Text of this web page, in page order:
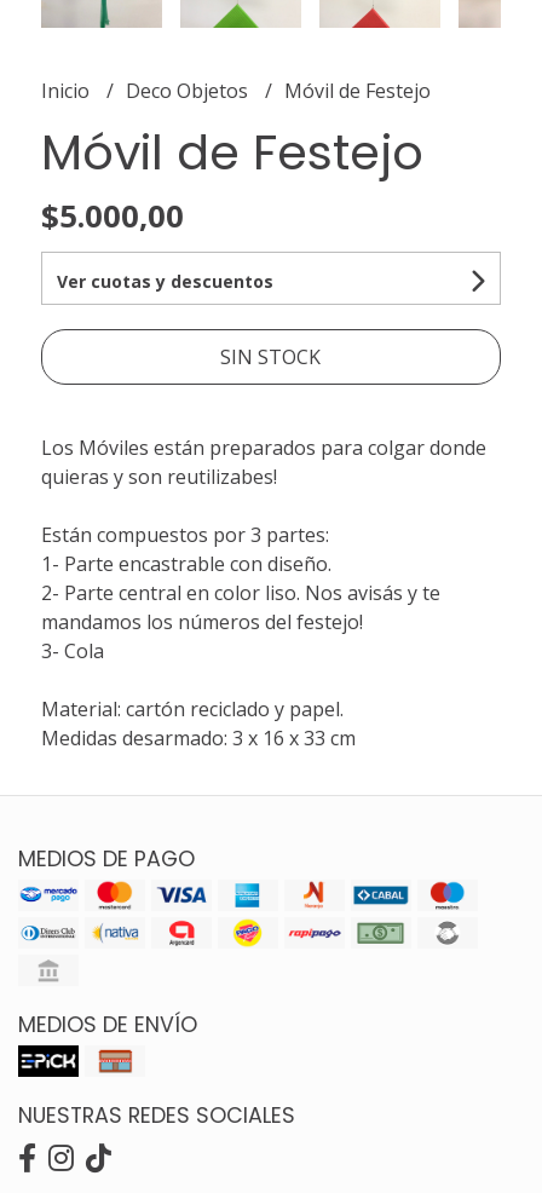
Inicio Deco Objetos Móvil de Festejo
Móvil de Festejo
$5.000,00
Ver cuotas y descuentos
SIN STOCK
Los Móviles están preparados para colgar donde
quieras y son reutilizabes!
Están compuestos por 3 partes:
1- Parte encastrable con diseño.
2- Parte central en color liso. Nos avisás y te
mandamos los números del festejo!
3- Cola
Material: cartón reciclado y papel.
Medidas desarmado: 3 x 16 x 33 cm
MEDIOS DE PAGO
MEDIOS DE ENVÍO
NUESTRAS REDES SOCIALES